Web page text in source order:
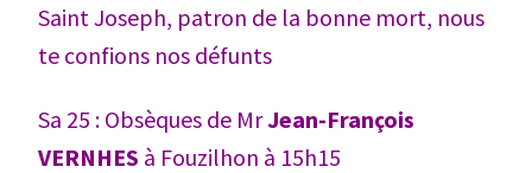
Saint Joseph, patron de la bonne mort, nous
te confions nos défunts
Sa 25 : Obsèques de MrJean-François
VERNHES à Fouzilhon à 15h15